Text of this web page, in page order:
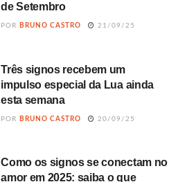
de Setembro
POR BRUNO CASTRO 21/09/25
Três signos recebem um
impulso especial da Lua ainda
esta semana
POR BRUNO CASTRO 20/09/25
Como os signos se conectam no
amor em 2025: saiba o que